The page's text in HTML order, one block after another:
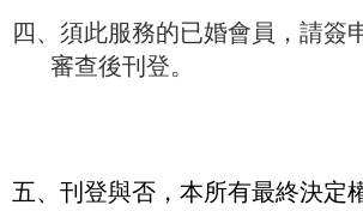
四、須此服務的已婚會員，請
審查後刊登。
五、 刊登與否，本所有最終決定